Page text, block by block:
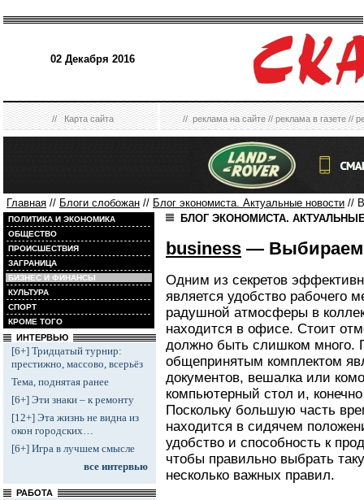
02 Декабря 2016
//Карта сайта //реклама на сайте//реклама в газете//
Главная // Блоги слобожан // Блог экономиста. Актуальные новости //
ПОЛИТИКА И ЭКОНОМИКА
ОБЩЕСТВО
ПРОИСШЕСТВИЯ
ЗАГРАНИЦА
БИЗНЕС И ФИНАНСЫ
КУЛЬТУРА
СПОРТ
КРОМЕ ТОГО
ИНТЕРВЬЮ
[6+] Тридцатый турнир:
престижно, массово, всерьёз
Тема, поднятая ранее
[6+] Эти знаки – к ремонту
[12+] Эта жизнь не видна из
окон городских…
[6+] Игра в лучшем смысле
все интервью
РАБОТА
БЛОГ ЭКОНОМИСТА.
business — Выбираем
Одним из секретов
является удобство рабочего
радушной атмосферы в
находится в офисе. Стоит
должно быть слишком много.
общепринятым комплектом
документов, вешалка или
компьютерный стол и,
Поскольку большую часть
находится в сидячем
удобство и способность к
чтобы правильно выбрать
несколько важных правил.